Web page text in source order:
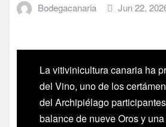
Bodegacanaria Jun 22,
La vitivinicultura canaria ha
del Vino, uno de los
del Archipiélago
balance de nueve Oros y